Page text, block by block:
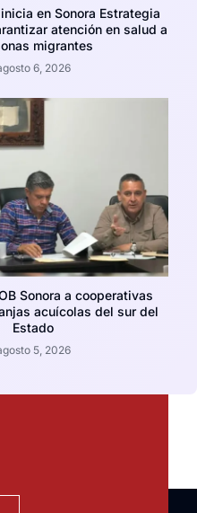
en Sonora Estrategia
atención en salud a
migrantes
6, 2026
Sonora a cooperativas
acuícolas del sur del
Estado
5, 2026